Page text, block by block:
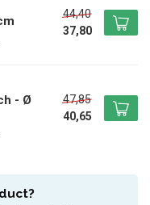
44,40
37,80
- Ø
47,85
40,65